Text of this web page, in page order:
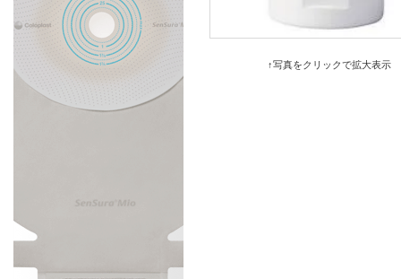
↑写真をクリックで拡大表示